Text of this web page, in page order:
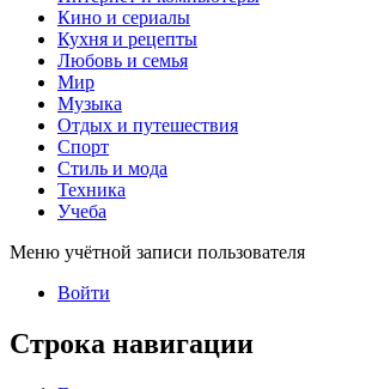
Кино и сериалы
Кухня и рецепты
Любовь и семья
Мир
Музыка
Отдых и путешествия
Спорт
Стиль и мода
Техника
Учеба
Меню учётной записи пользователя
Войти
Строка навигации